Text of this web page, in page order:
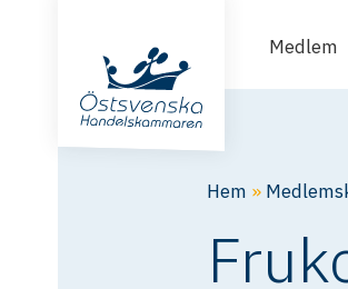
Medlem
Hem »